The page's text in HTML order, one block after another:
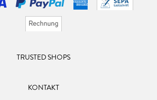
TRUSTED SHOPS
KONTAKT